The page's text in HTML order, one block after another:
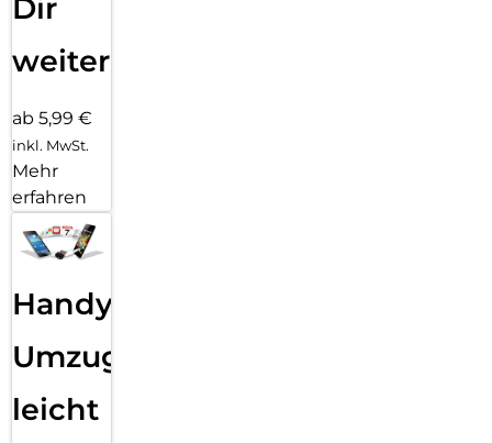
Dir
weiter
ab 5,99 €
inkl. MwSt.
Mehr
erfahren
Handy
Umzug
leicht